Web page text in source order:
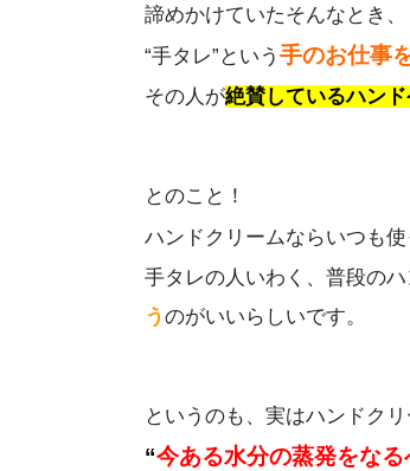
諦めかけていたそんなとき、
“手タレ”という 手のお仕事
その人が絶賛しているハン
とのこと！
ハンドクリームならいつも使
手タレの人いわく、 普段の
うのがいいらしいです。
というのも、実はハンドク
“今ある水分の蒸発をなる